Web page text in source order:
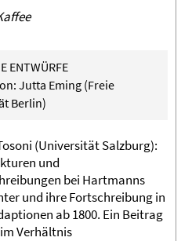
ENTWÜRFE
Jutta Eming (Freie
Berlin)
(Universität Salzburg):
und
bei Hartmanns
und ihre Fortschreibung in
ab 1800. Ein Beitrag
Verhältnis